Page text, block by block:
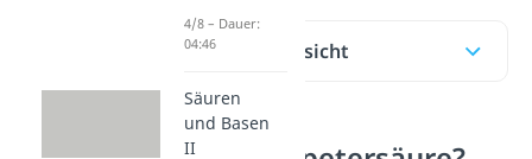
Inhaltsübersicht
4/8 – Dauer:
04:46
Säuren
und Basen
II